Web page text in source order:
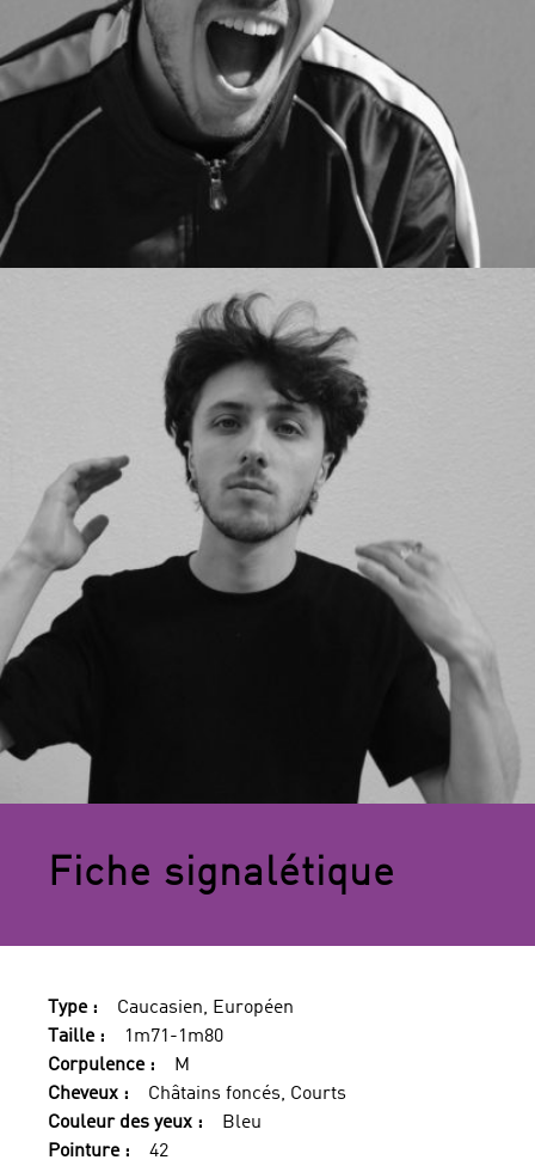
Fiche signalétique
Type :
Caucasien, Européen
Taille :
1m71-1m80
Corpulence :
M
Cheveux :
Châtains foncés, Courts
Couleur des yeux :
Bleu
Pointure :
42